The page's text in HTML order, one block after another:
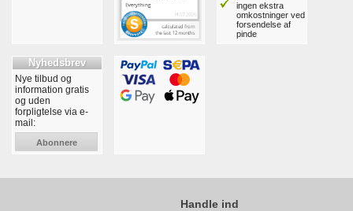
ingen ekstra
omkostninger ved
forsendelse af
pinde
Nyhedsbrev
Nye tilbud og
information gratis
og uden
forpligtelse via e-
mail:
Abonnere
Handle ind